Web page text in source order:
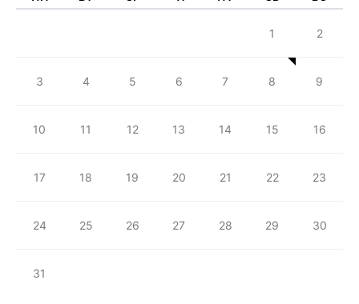
1 2
3 4 5 6 7 8 9
10 11 12 13 14 15 16
17 18 19 20 21 22 23
24 25 26 27 28 29 30
31